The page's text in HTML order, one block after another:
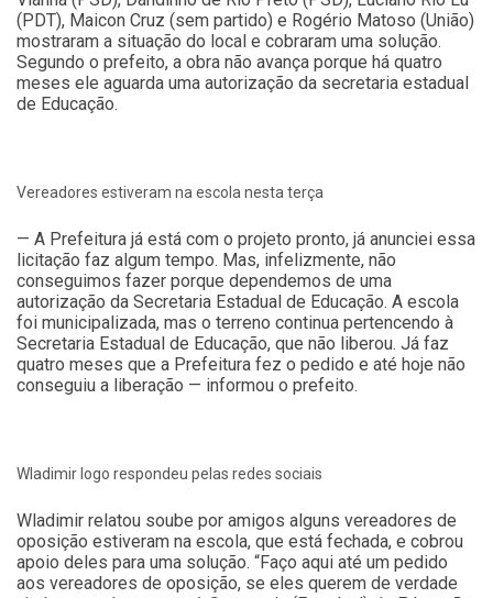
(PDT), Maicon Cruz (sem partido) e Rogério Matoso (União)
mostraram a situação do local e cobraram uma solução.
Segundo o prefeito, a obra não avança porque há quatro
meses ele aguarda uma autorização da secretaria estadual
de Educação.
Vereadores estiveram na escola nesta terça
— A Prefeitura já está com o projeto pronto, já anunciei essa
licitação faz algum tempo. Mas, infelizmente, não
conseguimos fazer porque dependemos de uma
autorização da Secretaria Estadual de Educação. A escola
foi municipalizada, mas o terreno continua pertencendo à
Secretaria Estadual de Educação, que não liberou. Já faz
quatro meses que a Prefeitura fez o pedido e até hoje não
conseguiu a liberação — informou o prefeito.
Wladimir logo respondeu pelas redes sociais
Wladimir relatou soube por amigos alguns vereadores de
oposição estiveram na escola, que está fechada, e cobrou
apoio deles para uma solução. “Faço aqui até um pedido
aos vereadores de oposição, se eles querem de verdade